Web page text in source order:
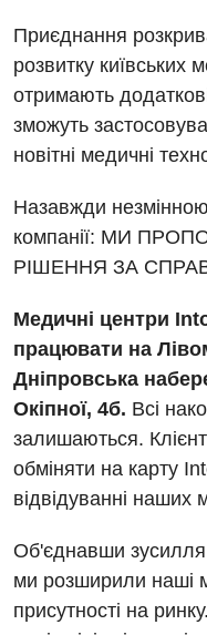
Програма лояльності
Відео
Діагностичне
Ендоскопічне
Інструментальна
Комп’ютерна
Магнітно-
УЗД
Для дорослих
Акушерство і
Андрологія
Безоплатні послуги
Відділення
Відділення
Відділення
Денний стаціонар
Діагностичне
Ендоскопічне
Онкологічне
Офтальмологічне
Педіатричне
Терапевтичне
Урологічне
Хірургічне відділення
Декларування
Лікування гострого інфаркту
Національний скринінг здоров’я 40+
Українська
Російська
Приєднання
розвитку київських
отримають
зможуть
новітні медичні
Назавжди
компанії: МИ
РІШЕННЯ ЗА
Медичні центри
працювати на
Дніпровська
Окіпної, 4б. Всі
залишаються.
обміняти на карту
відвідуванні наших
Об'єднавши зусилля
ми розширили наші
присутності на